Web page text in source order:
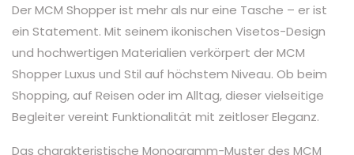
Der MCM Shopper ist mehr als nur eine Tasche – er ist
ein Statement. Mit seinem ikonischen Visetos-Design
und hochwertigen Materialien verkörpert der MCM
Shopper Luxus und Stil auf höchstem Niveau. Ob beim
Shopping, auf Reisen oder im Alltag, dieser vielseitige
Begleiter vereint Funktionalität mit zeitloser Eleganz.
Das charakteristische Monogramm-Muster des MCM